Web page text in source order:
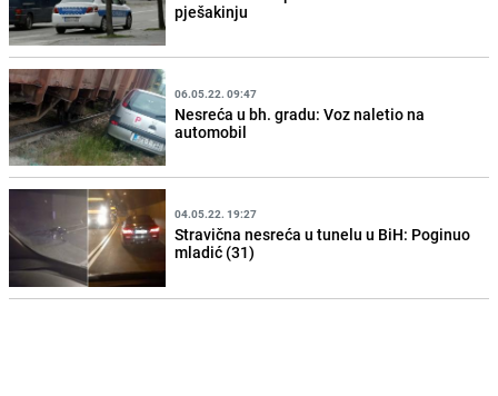
pješakinju
06.05.22. 09:47
Nesreća u bh. gradu: Voz naletio na
automobil
04.05.22. 19:27
Stravična nesreća u tunelu u BiH: Poginuo
mladić (31)